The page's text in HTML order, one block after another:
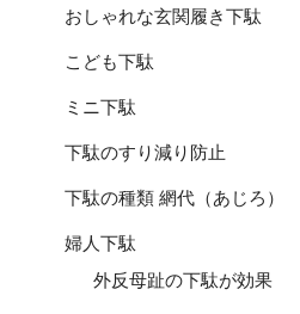
おしゃれな玄関履き下駄
こども下駄
ミニ下駄
下駄のすり減り防止
下駄の種類 網代（あじろ）
婦人下駄
外反母趾の下駄が効果